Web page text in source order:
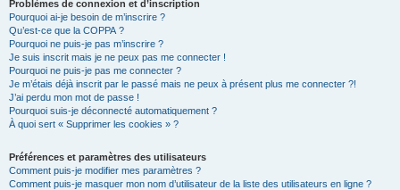
Problèmes de connexion et d’inscription
Pourquoi ai-je besoin de m’inscrire ?
Qu’est-ce que la COPPA ?
Pourquoi ne puis-je pas m’inscrire ?
Je suis inscrit mais je ne peux pas me connecter !
Pourquoi ne puis-je pas me connecter ?
Je m’étais déjà inscrit par le passé mais ne peux à présent plus me connecter ?!
J’ai perdu mon mot de passe !
Pourquoi suis-je déconnecté automatiquement ?
À quoi sert « Supprimer les cookies » ?
Préférences et paramètres des utilisateurs
Comment puis-je modifier mes paramètres ?
Comment puis-je masquer mon nom d’utilisateur de la liste des utilisateurs en ligne ?